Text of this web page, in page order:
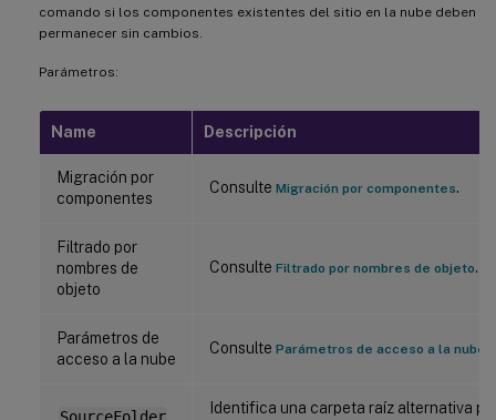
comando si los componentes existentes del sitio en la nube deben
permanecer sin cambios.
Parámetros:
Name Descripción
Migración por
componentes
Consulte Migración por componentes.
Filtrado por
nombres de
objeto
Consulte Filtrado por nombres de objeto.
Parámetros de
acceso a la nube
Consulte Parámetros de acceso a la nube
Identifica una carpeta raíz alternativa